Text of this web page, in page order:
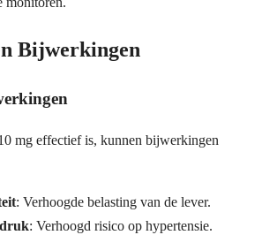
Bijwerkingen
mg effectief is, kunnen bijwerkingen
: Verhoogde belasting van de lever.
: Verhoogd risico op hypertensie.